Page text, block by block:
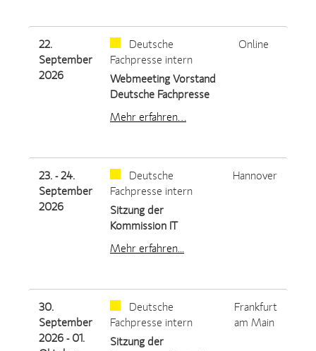
22.
September
2026
Deutsche
Fachpresse intern
Webmeeting Vorstand
Deutsche Fachpresse
Mehr erfahren…
Online
23. - 24.
September
2026
Deutsche
Fachpresse intern
Sitzung der
Kommission IT
Mehr erfahren...
Hannover
30.
September
2026 - 01.
Deutsche
Fachpresse intern
Sitzung der
Frankfurt
am Main